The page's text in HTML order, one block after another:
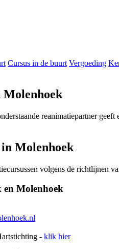
Cursus in de buurt Vergoeding
Molenhoek
reanimatiepartner
Molenhoek
volgens de richtlijnen
Molenhoek
- klik hier